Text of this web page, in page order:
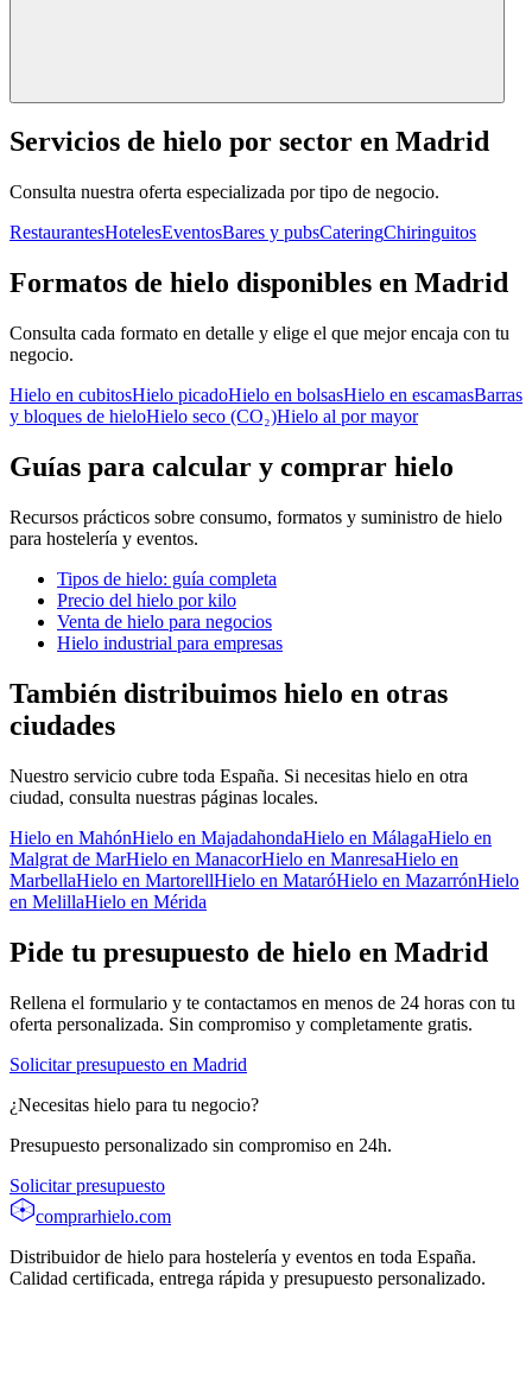
Servicios de hielo por sector en Madrid
Consulta nuestra oferta especializada por tipo de negocio.
RestaurantesHotelesEventosBares y pubsCateringChiringuitos
Formatos de hielo disponibles en Madrid
Consulta cada formato en detalle y elige el que mejor encaja con tu
negocio.
Hielo en cubitosHielo picadoHielo en bolsasHielo en escamasBarras
y bloques de hieloHielo seco (CO₂)Hielo al por mayor
Guías para calcular y comprar hielo
Recursos prácticos sobre consumo, formatos y suministro de hielo
para hostelería y eventos.
Tipos de hielo: guía completa
Precio del hielo por kilo
Venta de hielo para negocios
Hielo industrial para empresas
También distribuimos hielo en otras
ciudades
Nuestro servicio cubre toda España. Si necesitas hielo en otra
ciudad, consulta nuestras páginas locales.
Hielo en MahónHielo en MajadahondaHielo en MálagaHielo en
Malgrat de MarHielo en ManacorHielo en ManresaHielo en
MarbellaHielo en MartorellHielo en MataróHielo en MazarrónHielo
en MelillaHielo en Mérida
Pide tu presupuesto de hielo en Madrid
Rellena el formulario y te contactamos en menos de 24 horas con tu
oferta personalizada. Sin compromiso y completamente gratis.
Solicitar presupuesto en Madrid
¿Necesitas hielo para tu negocio?
Presupuesto personalizado sin compromiso en 24h.
Solicitar presupuesto
comprarhielo.com
Distribuidor de hielo para hostelería y eventos en toda España.
Calidad certificada, entrega rápida y presupuesto personalizado.